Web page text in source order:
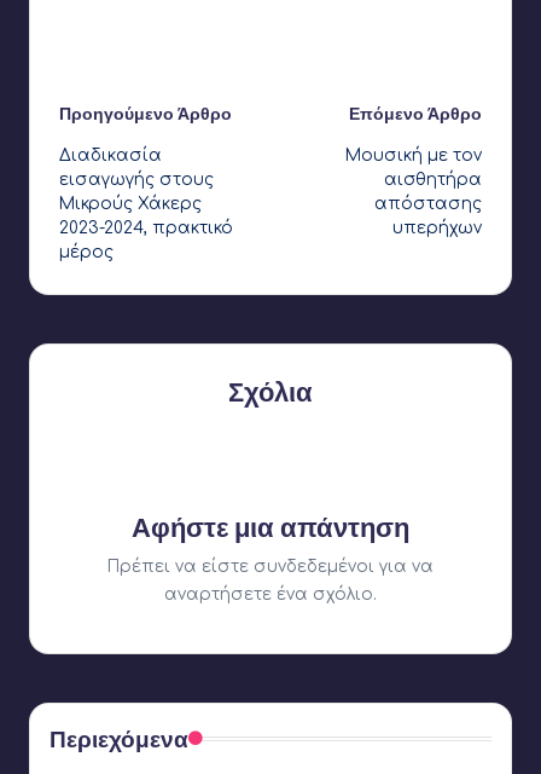
Πλοήγηση
δημοσιεύσεων
Προηγούμενο Άρθρο
Διαδικασία
εισαγωγής στους
Μικρούς Χάκερς
2023-2024, πρακτικό
μέρος
Επόμενο Άρθρο
Μουσική με τον
αισθητήρα
απόστασης
υπερήχων
Σχόλια
Αφήστε μια απάντηση
Πρέπει να είστε συνδεδεμένοι για να
αναρτήσετε ένα σχόλιο.
Περιεχόμενα